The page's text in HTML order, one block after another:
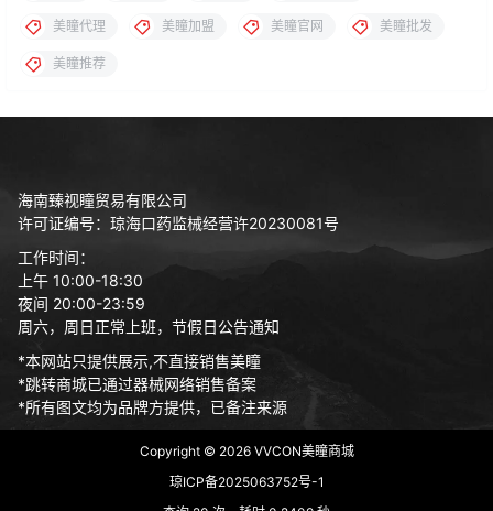
美瞳代理 美瞳加盟 美瞳官网 美瞳批发
美瞳推荐
海南臻视瞳贸易有限公司
许可证编号：琼海口药监械经营许20230081号
工作时间：
上午 10:00-18:30
夜间 20:00-23:59
周六，周日正常上班，节假日公告通知
*本网站只提供展示,不直接销售美瞳
*跳转商城已通过器械网络销售备案
*所有图文均为品牌方提供，已备注来源
Copyright © 2026VVCON美瞳商城
琼ICP备2025063752号-1